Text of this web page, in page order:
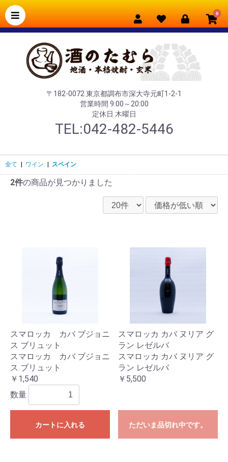
0
〒182-0072 東京都調布市深大寺元町1-2-1
営業時間 9:00～20:00
定休日 木曜日
TEL:042-482-5446
全て ワイン スペイン
2件の商品が見つかりました
スマロッカ カバ ブジョニ
ス ブリュット
スマロッカ カバ ブジョニ
ス ブリュット
￥1,540
数量
カートに入れる
スマロッカ カバ ヌリア グ
ラン レゼルバ
スマロッカ カバ ヌリア グ
ラン レゼルバ
￥5,500
ただいま品切れ中です。